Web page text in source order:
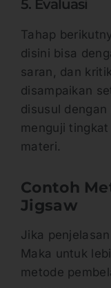
5. Evaluasi
Tahap
disini bisa
saran, dan
disampaikan
disusul
menguji
materi.
Contoh
Jigsaw
Jika
Maka untuk
metode